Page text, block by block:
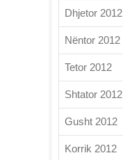
Dhjetor 2012
Nëntor 2012
Tetor 2012
Shtator 2012
Gusht 2012
Korrik 2012